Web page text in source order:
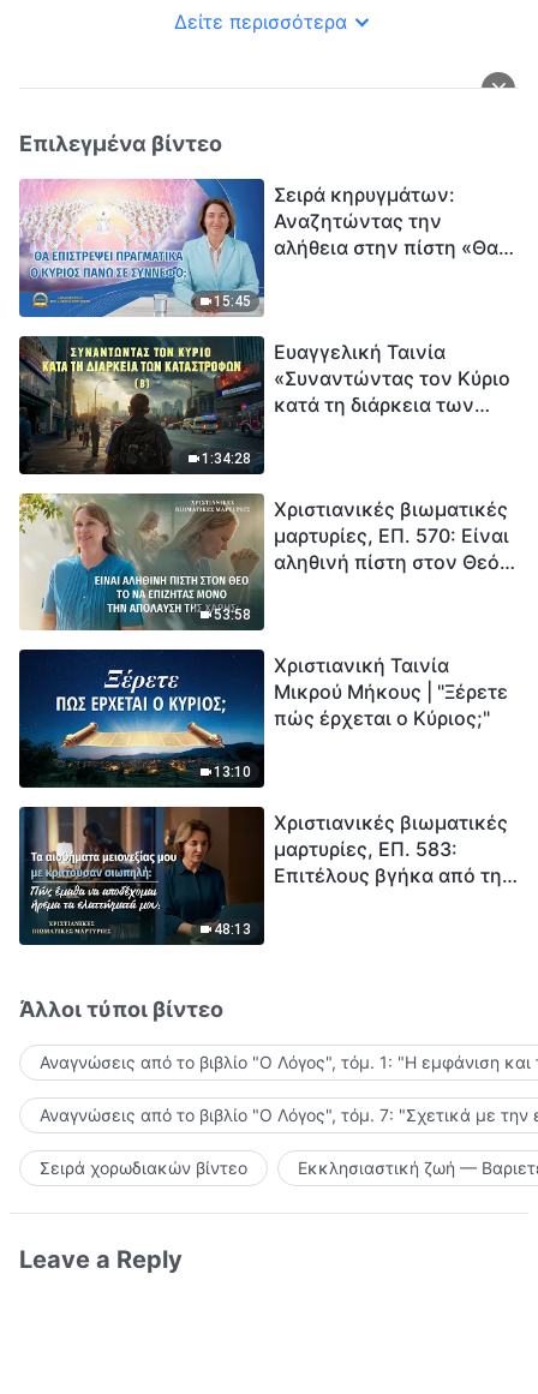
Δείτε περισσότερα
Επιλεγμένα βίντεο
15:45
Σειρά κηρυγμάτων:
Αναζητώντας την
αλήθεια στην πίστη «Θα
1:34:28
Ευαγγελική Ταινία
«Συναντώντας τον Κύριο
κατά τη διάρκεια των
εξαφάνισης». Οι
καταστροφές χτυπούν.
Ξεκινά η αντίστροφη
53:58
Χριστιανικές βιωματικές
μαρτυρίες, ΕΠ. 570: Είναι
αληθινή πίστη στον Θεό
13:10
Χριστιανική Ταινία
Μικρού Μήκους | "Ξέρετε
πώς έρχεται ο Κύριος;"
48:13
Χριστιανικές βιωματικές
μαρτυρίες, ΕΠ. 583:
Επιτέλους βγήκα από τη
Άλλοι τύποι βίντεο
Αναγνώσεις από το βιβλίο "Ο Λόγος", τόμ. 1: "Η εμφάνιση
Αναγνώσεις από το βιβλίο "Ο Λόγος", τόμ. 7: "Σχετικά με την
Σειρά χορωδιακών βίντεο Εκκλησιαστική ζωή —
Leave a Reply